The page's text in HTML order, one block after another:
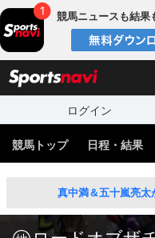
競馬ニュースも結果
ログイン
競馬トップ 日程・結果
真中満＆五十嵐亮太